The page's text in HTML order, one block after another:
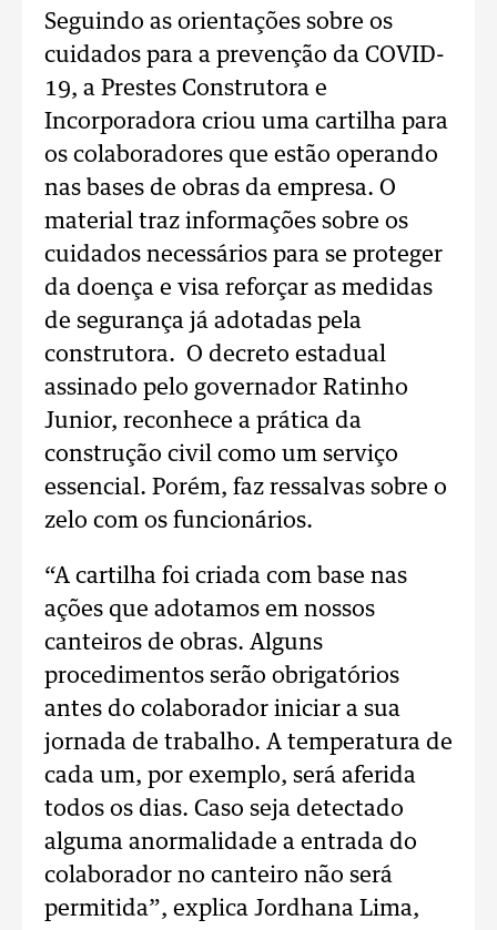
Seguindo as orientações sobre os
cuidados para a prevenção da COVID-
19, a Prestes Construtora e
Incorporadora criou uma cartilha para
os colaboradores que estão operando
nas bases de obras da empresa. O
material traz informações sobre os
cuidados necessários para se proteger
da doença e visa reforçar as medidas
de segurança já adotadas pela
construtora. O decreto estadual
assinado pelo governador Ratinho
Junior, reconhece a prática da
construção civil como um serviço
essencial. Porém, faz ressalvas sobre o
zelo com os funcionários.
“A cartilha foi criada com base nas
ações que adotamos em nossos
canteiros de obras. Alguns
procedimentos serão obrigatórios
antes do colaborador iniciar a sua
jornada de trabalho. A temperatura de
cada um, por exemplo, será aferida
todos os dias. Caso seja detectado
alguma anormalidade a entrada do
colaborador no canteiro não será
permitida”, explica Jordhana Lima,